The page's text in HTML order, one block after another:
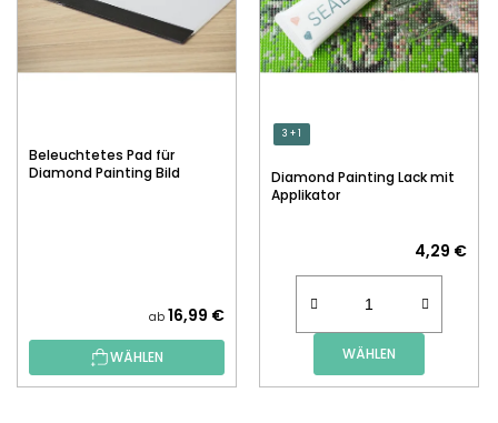
Beleuchtetes Pad für
Diamond Painting Bild
ab 16,99 €
WÄHLEN
3 + 1
Diamond Painting Lack mit
Applikator
4,29 €
WÄHLEN